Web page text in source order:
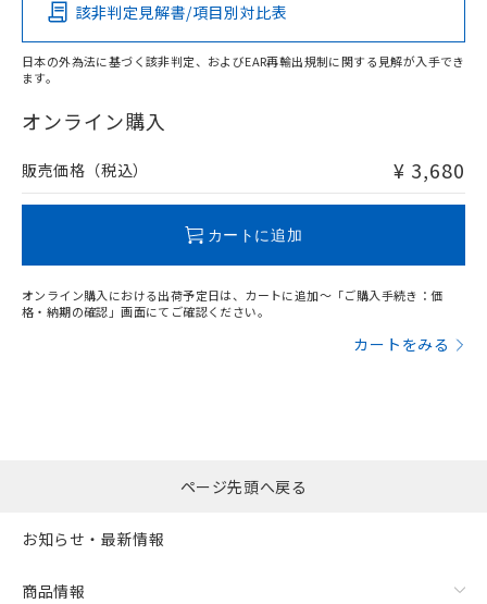
O
在庫等で未対応品が混在する可能性があります。
問い合わせください。
該非判定見解書/項目別対比表
日本の外為法に基づく該非判定、およびEAR再輸出規制に関する見解が入手でき
ます。
オンライン購入
販売価格（税込） ¥ 3,680
カートに追加
オンライン購入における出荷予定日は、カートに追加～「ご購入手続き：価
格・納期の確認」画面にてご確認ください。
カートをみる
ページ先頭へ戻る
お知らせ・最新情報
商品情報